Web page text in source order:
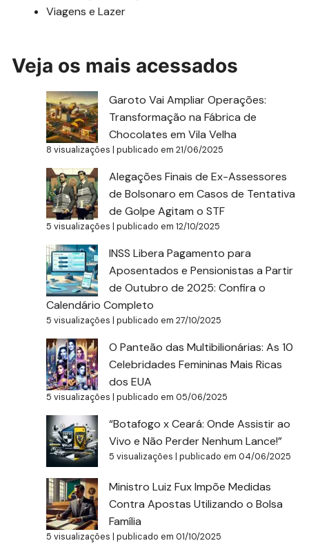
Viagens e Lazer
Veja os mais acessados
Garoto Vai Ampliar Operações:
Transformação na Fábrica de
Chocolates em Vila Velha
8 visualizações |publicado em 21/06/2025
Alegações Finais de Ex-Assessores
de Bolsonaro em Casos de Tentativa
de Golpe Agitam o STF
5 visualizações |publicado em 12/10/2025
INSS Libera Pagamento para
Aposentados e Pensionistas a Partir
de Outubro de 2025: Confira o
Calendário Completo
5 visualizações |publicado em 27/10/2025
O Panteão das Multibilionárias: As 10
Celebridades Femininas Mais Ricas
dos EUA
5 visualizações |publicado em 05/06/2025
“Botafogo x Ceará: Onde Assistir ao
Vivo e Não Perder Nenhum Lance!”
5 visualizações |publicado em 04/06/2025
Ministro Luiz Fux Impõe Medidas
Contra Apostas Utilizando o Bolsa
Família
5 visualizações |publicado em 01/10/2025